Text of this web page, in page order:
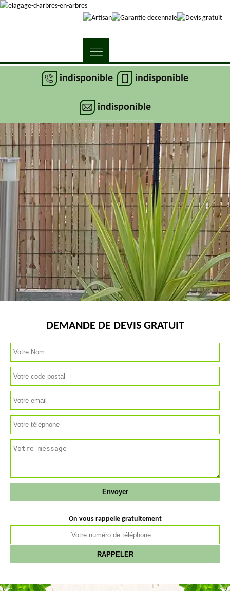
indisponible indisponible
indisponible
DEMANDE DE DEVIS GRATUIT
On vous rappelle gratuitement